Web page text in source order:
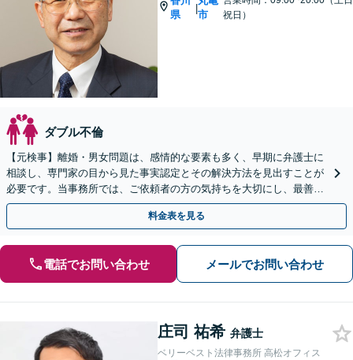
県
|
市
祝日）
ダブル不倫
【元検事】離婚・男女問題は、感情的な要素も多く、早期に弁護士に
相談し、専門家の目から見た事実認定とその解決方法を見出すことが
必要です。当事務所では、ご依頼者の方の気持ちを大切にし、最善の
選択肢をご提案して、迅速・的確な問題解決を目指します。
料金表を見る
電話でお問い合わせ メールでお問い合わせ
庄司 祐希 弁護士
ベリーベスト法律事務所 高松オフィス